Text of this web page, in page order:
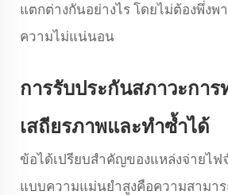
แตกต่างกันอย่างไร โดยไม่ต้องพึ่งพ
ความไม่แน่นอน
การรับประกันสภาวะกา
เสถียรภาพและทำซ้ำได้
ข้อได้เปรียบสำคัญของแหล่งจ่ายไฟ
แบบความแม่นยำสูงคือความสามาร